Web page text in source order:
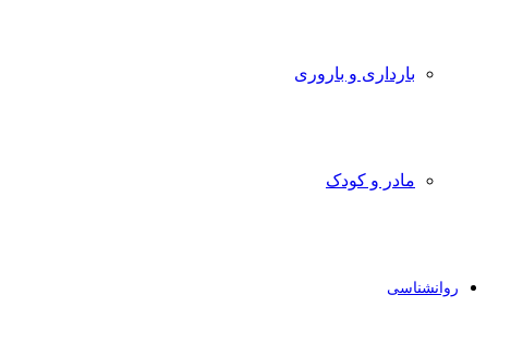
بارداری و باروری
مادر و کودک
روانشناسی